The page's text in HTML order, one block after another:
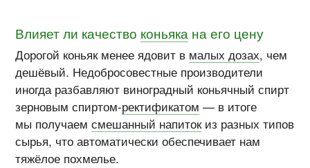
Влияет ли качество коньяка на его цену
Дорогой коньяк менее ядовит в малых дозах, чем
дешёвый. Недобросовестные производители
иногда разбавляют виноградный коньячный спирт
зерновымспиртом-ректификатом — в итоге
мы получаемсмешанный напитокиз разных типов
сырья, что автоматически обеспечивает нам
тяжёлое похмелье.